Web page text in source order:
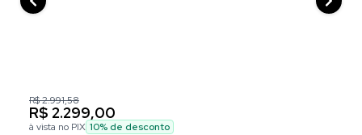
R$ 2.991,58
R$ 2.299,00
à vista no PIX 10% de desconto